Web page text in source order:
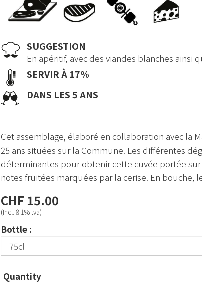
SUGGESTION
En apéritif, avec des viandes blanches ainsi
SERVIR À 17%
DANS LES 5 ANS
Cet assemblage, élaboré en collaboration avec la
25 ans situées sur la Commune. Les différentes
déterminantes pour obtenir cette cuvée portée
notes fruitées marquées par la cerise. En bouche,
CHF 15.00
(Incl. 8.1% tva)
Bottle :
Quantity